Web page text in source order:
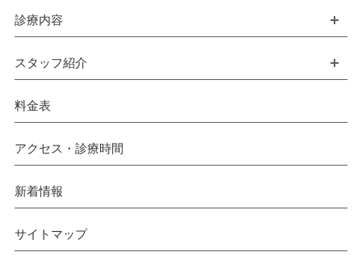
診療内容
スタッフ紹介
料金表
アクセス・診療時間
新着情報
サイトマップ